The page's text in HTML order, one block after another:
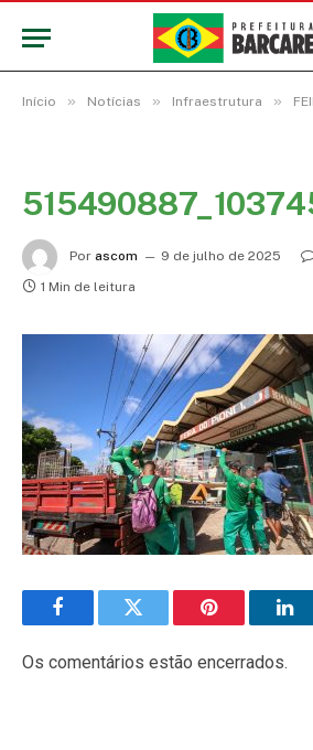
Início » Notícias » Infraestrutura » FEIRA
Por ascom 9 de julho de 2025
1 Min de leitura
FacebookTwitter Pinterest
Os comentários estão encerrados.